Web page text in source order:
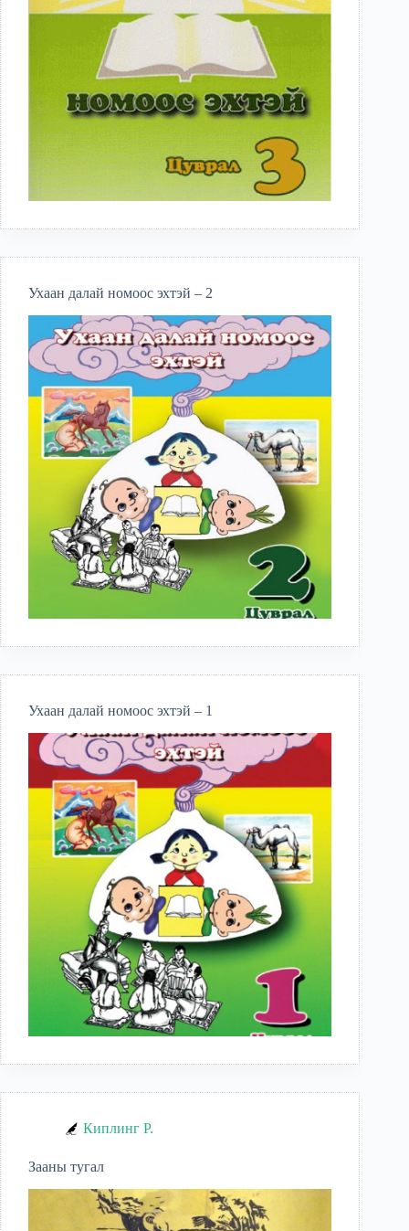
Ухаан далай номоос эхтэй – 2
Ухаан далай номоос эхтэй – 1
Киплинг Р.
Зааны тугал